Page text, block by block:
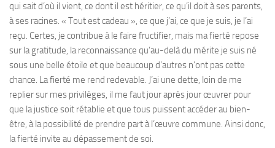
qui sait d’où il vient, ce dont il est héritier, ce qu’il doit à ses parents,
à ses racines. « Tout est cadeau », ce que j’ai, ce que je suis, je l’ai
reçu. Certes, je contribue à le faire fructifier, mais ma fierté repose
sur la gratitude, la reconnaissance qu’au-delà du mérite je suis né
sous une belle étoile et que beaucoup d’autres n’ont pas cette
chance. La fierté me rend redevable. J’ai une dette, loin de me
replier sur mes privilèges, il me faut jour après jour œuvrer pour
que la justice soit rétablie et que tous puissent accéder au bien-
être, à la possibilité de prendre part à l’œuvre commune. Ainsi donc,
la fierté invite au dépassement de soi.